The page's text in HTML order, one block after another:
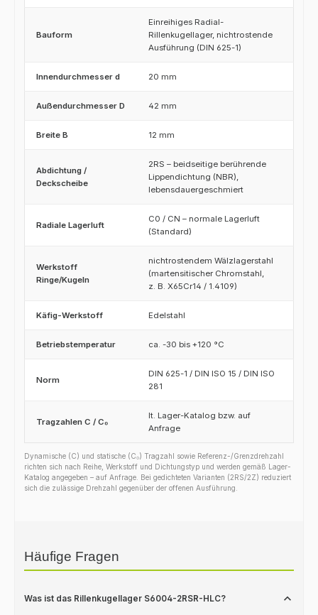
Bauform
Einreihiges Radial-
Rillenkugellager, nichtrostende
Ausführung (DIN 625-1)
Innendurchmesser d 20 mm
Außendurchmesser D 42 mm
Breite B 12 mm
Abdichtung /
Deckscheibe
2RS – beidseitige berührende
Lippendichtung (NBR),
lebensdauergeschmiert
Radiale Lagerluft
C0 / CN – normale Lagerluft
(Standard)
Werkstoff
Ringe/Kugeln
nichtrostendem Wälzlagerstahl
(martensitischer Chromstahl,
z. B. X65Cr14 / 1.4109)
Käfig-Werkstoff Edelstahl
Betriebstemperatur ca. -30 bis +120 °C
Norm
DIN 625-1 / DIN ISO 15 / DIN ISO
281
Tragzahlen C / C₀
lt. Lager-Katalog bzw. auf
Anfrage
Dynamische (C) und statische (C₀) Tragzahl sowie Referenz-/Grenzdrehzahl
richten sich nach Reihe, Werkstoff und Dichtungstyp und werden gemäß Lager-
Katalog angegeben – auf Anfrage. Bei gedichteten Varianten (2RS/2Z) reduziert
sich die zulässige Drehzahl gegenüber der offenen Ausführung.
Häufige Fragen
Was ist das Rillenkugellager S6004-2RSR-HLC?